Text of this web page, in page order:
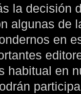
la decisión
algunas de
en
habitual en